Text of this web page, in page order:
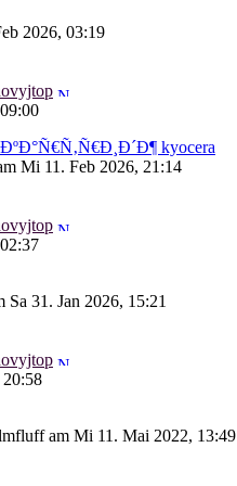
2026, 03:19
kyocera
Mi 11. Feb 2026, 21:14
Sa 31. Jan 2026, 15:21
am Mi 11. Mai 2022, 13:49